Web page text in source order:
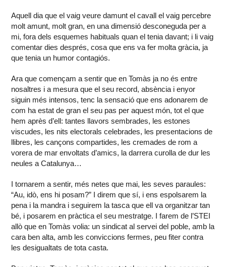
Aquell dia que el vaig veure damunt el cavall el vaig percebre
molt amunt, molt gran, en una dimensió desconeguda per a
mi, fora dels esquemes habituals quan el tenia davant; i li vaig
comentar dies després, cosa que ens va fer molta gràcia, ja
que tenia un humor contagiós.
Ara que començam a sentir que en Tomàs ja no és entre
nosaltres i a mesura que el seu record, absència i enyor
siguin més intensos, tenc la sensació que ens adonarem de
com ha estat de gran el seu pas per aquest món, tot el que
hem après d’ell: tantes llavors sembrades, les estones
viscudes, les nits electorals celebrades, les presentacions de
llibres, les cançons compartides, les cremades de rom a
vorera de mar envoltats d’amics, la darrera curolla de dur les
neules a Catalunya…
I tornarem a sentir, més netes que mai, les seves paraules:
“Au, idò, ens hi posam?” I direm que sí, i ens espolsarem la
pena i la mandra i seguirem la tasca que ell va organitzar tan
bé, i posarem en pràctica el seu mestratge. I farem de l’STEI
allò que en Tomàs volia: un sindicat al servei del poble, amb la
cara ben alta, amb les conviccions fermes, peu fiter contra
les desigualtats de tota casta.